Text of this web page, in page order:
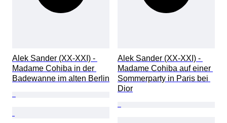
Alek Sander (XX-XXI) -
Madame Cohiba in der
Badewanne im alten Berlin
Alek Sander (XX-XXI) -
Madame Cohiba auf einer
Sommerparty in Paris bei
Dior